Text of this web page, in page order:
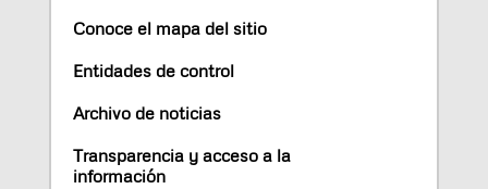
Conoce el mapa del sitio
Entidades de control
Archivo de noticias
Transparencia y acceso a la
información